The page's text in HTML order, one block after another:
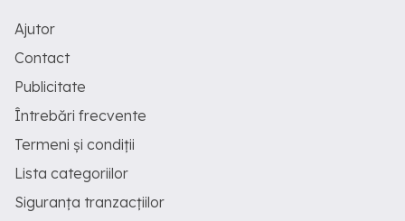
Ajutor
Contact
Publicitate
Întrebări frecvente
Termeni și condiții
Lista categoriilor
Siguranța tranzacțiilor